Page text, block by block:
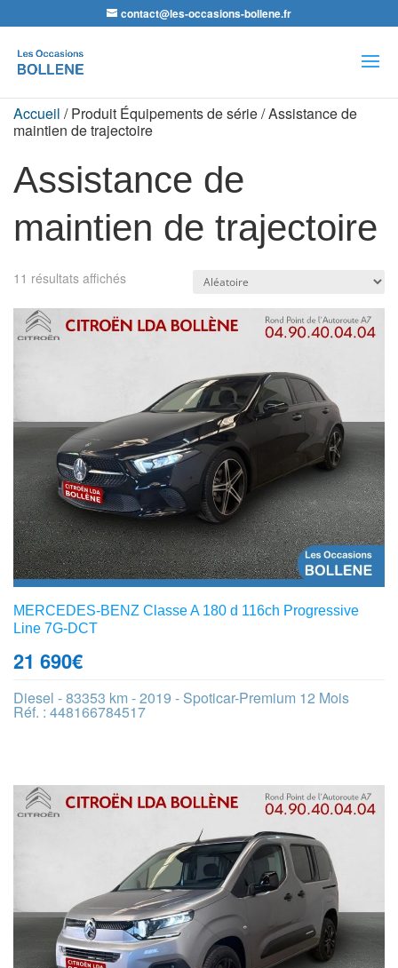
contact@les-occasions-bollene.fr
de
produits
Accueil / Produit Équipements de série / Assistance de
maintien de trajectoire
Assistance de
maintien de trajectoire
11 résultats affichés
MERCEDES-BENZ Classe A 180 d 116ch Progressive
Line 7G-DCT
21 690€
Diesel - 83353 km - 2019 - Spoticar-Premium 12 Mois
Réf. : 448166784517